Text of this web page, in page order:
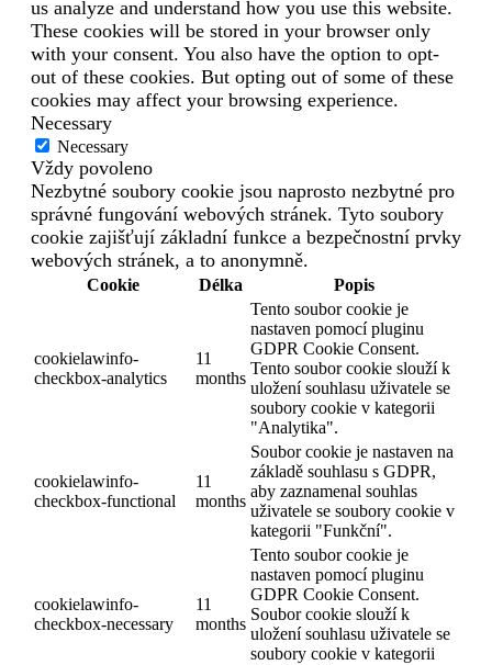
us analyze and understand how you use this website.
These cookies will be stored in your browser only
with your consent. You also have the option to opt-
out of these cookies. But opting out of some of these
cookies may affect your browsing experience.
Necessary
Necessary
Vždy povoleno
Nezbytné soubory cookie jsou naprosto nezbytné pro
správné fungování webových stránek. Tyto soubory
cookie zajišťují základní funkce a bezpečnostní prvky
webových stránek, a to anonymně.
Cookie Délka Popis
cookielawinfo-
checkbox-analytics
11
months
Tento soubor cookie je
nastaven pomocí pluginu
GDPR Cookie Consent.
Tento soubor cookie slouží k
uložení souhlasu uživatele se
soubory cookie v kategorii
"Analytika".
cookielawinfo-
checkbox-functional
11
months
Soubor cookie je nastaven na
základě souhlasu s GDPR,
aby zaznamenal souhlas
uživatele se soubory cookie v
kategorii "Funkční".
cookielawinfo-
checkbox-necessary
11
months
Tento soubor cookie je
nastaven pomocí pluginu
GDPR Cookie Consent.
Soubor cookie slouží k
uložení souhlasu uživatele se
soubory cookie v kategorii